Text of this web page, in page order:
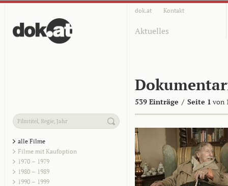
dok.at Kontakt
Aktuelles
539 Einträge / Seite 1 von
alle Filme
Filme mit Kaufoption
1970 – 1979
1980 – 1989
1990 – 1999